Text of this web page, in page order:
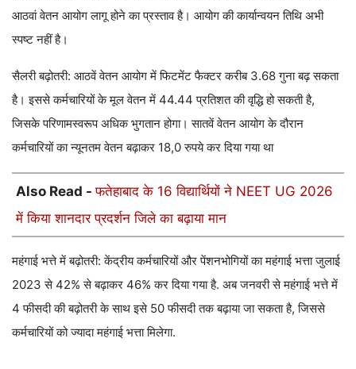
आठवां वेतन आयोग लागू होने का प्रस्ताव है। आयोग की कार्यान्वयन तिथि अभी
स्पष्ट नहीं है।
सैलरी बढ़ोतरी: आठवें वेतन आयोग में फिटमेंट फैक्टर करीब 3.68 गुना बढ़ सकता
है। इससे कर्मचारियों के मूल वेतन में 44.44 प्रतिशत की वृद्धि हो सकती है,
जिसके परिणामस्वरूप अधिक भुगतान होगा। सातवें वेतन आयोग के दौरान
कर्मचारियों का न्यूनतम वेतन बढ़ाकर 18,0 रुपये कर दिया गया था
Also Read -फतेहाबाद के 16 विद्यार्थियों ने NEET UG 2026
में किया शानदार प्रदर्शन जिले का बढ़ाया मान
महंगाई भत्ते में बढ़ोतरी: केंद्रीय कर्मचारियों और पेंशनभोगियों का महंगाई भत्ता जुलाई
2023 से 42% से बढ़ाकर 46% कर दिया गया है. अब जनवरी से महंगाई भत्ते में
4 फीसदी की बढ़ोतरी के साथ इसे 50 फीसदी तक बढ़ाया जा सकता है, जिससे
कर्मचारियों को ज्यादा महंगाई भत्ता मिलेगा.